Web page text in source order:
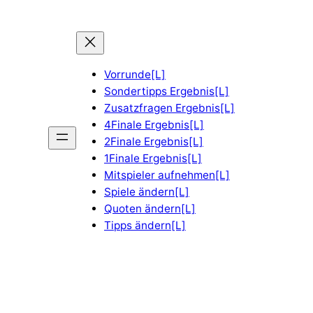
Vorrunde[L]
Sondertipps Ergebnis[L]
Zusatzfragen Ergebnis[L]
4Finale Ergebnis[L]
2Finale Ergebnis[L]
1Finale Ergebnis[L]
Mitspieler aufnehmen[L]
Spiele ändern[L]
Quoten ändern[L]
Tipps ändern[L]